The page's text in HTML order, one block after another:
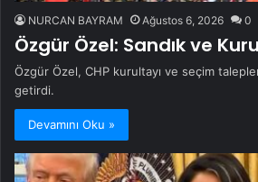
NURCAN BAYRAM Ağustos 6, 2026 0
Özgür Özel: Sandık ve
Özgür Özel, CHP kurultayı ve seçim
getirdi.
Devamını Oku »